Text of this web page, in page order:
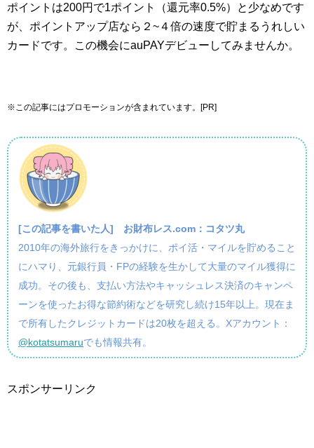
ポイントは200円で1ポイント（還元率0.5%）と少なめです
が、ポイントアップ店なら２~４倍の速度で貯まるうれしい
カードです。この機会にauPAYデビューしてみませんか。
※この記事にはプロモーションが含まれています。[PR]
[この記事を書いた人] お財布レス.com：コタツ丸
2010年の海外旅行をきっかけに、ポイ活・マイルを貯めること
にハマり、元銀行員・FPの経験を生かして大量のマイル獲得に
成功。その後も、支払い方法やキャッシュレス決済のキャンペ
ーンを使ったお得な節約術などを研究し続け15年以上。現在ま
で所有したクレジットカードは20枚を超える。Xアカウント：
@kotatsumaruでも情報共有。
スポンサーリンク